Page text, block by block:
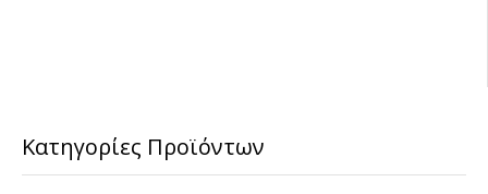
Κατηγορίες Προϊόντων